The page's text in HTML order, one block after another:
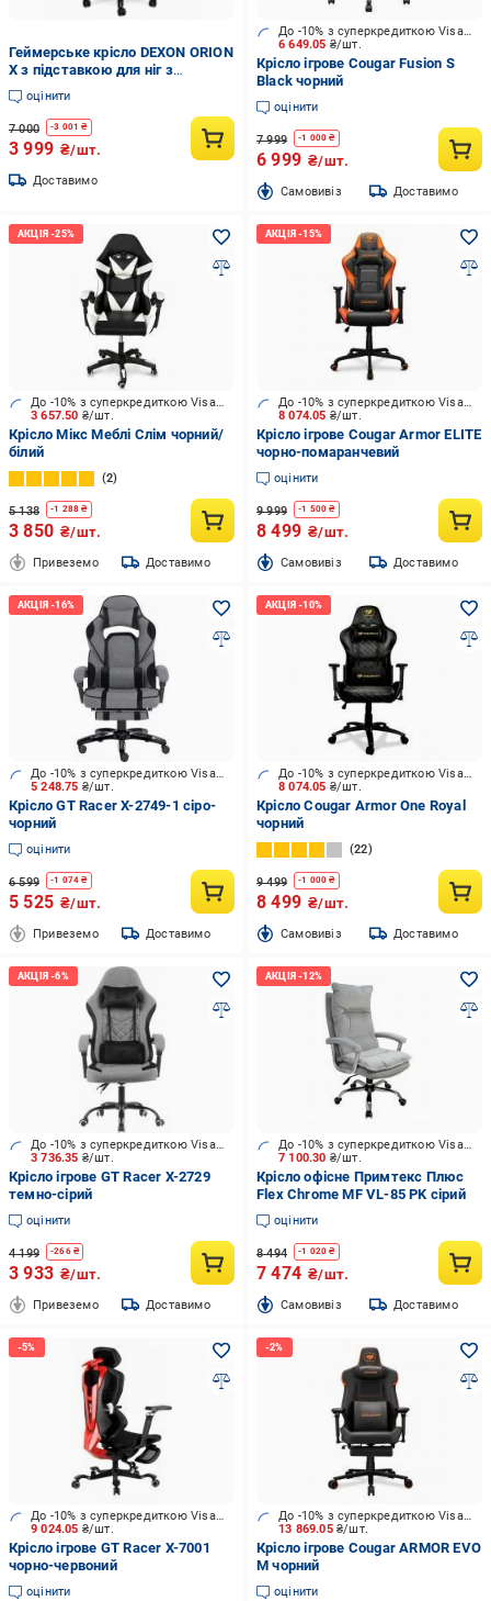
Геймерське крісло DEXON ORION
X з підставкою для ніг з
тканини/подушки велюр Темно-
сірий (40293)
оцінити
7 000 -3 001 ₴
3 999 ₴/шт.
Доставимо
6 649.05 ₴/шт.
До -10% з суперкредиткою Visa Вигода
Крісло ігрове Cougar Fusion S
Black чорний
оцінити
7 999 -1 000 ₴
6 999 ₴/шт.
Cамовивіз Доставимо
3 657.50 ₴/шт.
До -10% з суперкредиткою Visa Вигода
Крісло Мікс Меблі Слім чорний/
білий
2
5 138 -1 288 ₴
3 850 ₴/шт.
Привеземо Доставимо
8 074.05 ₴/шт.
До -10% з суперкредиткою Visa Вигода
Крісло ігрове Cougar Armor ELITE
чорно-помаранчевий
оцінити
9 999 -1 500 ₴
8 499 ₴/шт.
Cамовивіз Доставимо
5 248.75 ₴/шт.
До -10% з суперкредиткою Visa Вигода
Крісло GT Racer X-2749-1 сіро-
чорний
оцінити
6 599 -1 074 ₴
5 525 ₴/шт.
Привеземо Доставимо
8 074.05 ₴/шт.
До -10% з суперкредиткою Visa Вигода
Крісло Cougar Armor One Royal
чорний
22
9 499 -1 000 ₴
8 499 ₴/шт.
Cамовивіз Доставимо
3 736.35 ₴/шт.
До -10% з суперкредиткою Visa Вигода
Крісло ігрове GT Racer X-2729
темно-сірий
оцінити
4 199 -266₴
3 933 ₴/шт.
Привеземо Доставимо
7 100.30 ₴/шт.
До -10% з суперкредиткою Visa Вигода
Крісло офісне Примтекс Плюс
Flex Chrome MF VL-85 PK сірий
оцінити
8 494 -1 020 ₴
7 474 ₴/шт.
Cамовивіз Доставимо
9 024.05 ₴/шт.
До -10% з суперкредиткою Visa Вигода
Крісло ігрове GT Racer X-7001
чорно-червоний
оцінити
13 869.05 ₴/шт.
До -10% з суперкредиткою Visa Вигода
Крісло ігрове Cougar ARMOR EVO
M чорний
оцінити